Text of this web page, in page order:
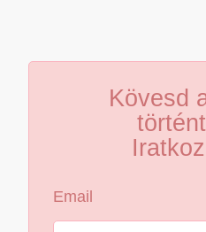
Kövesd
Email